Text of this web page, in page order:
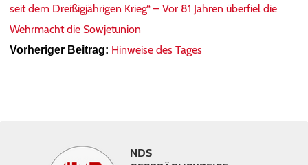
seit dem Dreißigjährigen Krieg“ – Vor 81 Jahren überfiel die
Wehrmacht die Sowjetunion
Vorheriger Beitrag: Hinweise des Tages
NDS